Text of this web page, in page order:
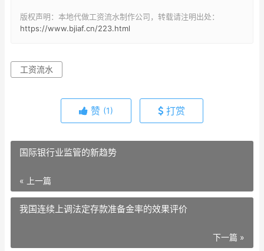
版权声明：本地代做工资流水制作公司，转载请注明出处：
https://www.bjiaf.cn/223.html
工资流水
赞 (1) 打赏
国际银行业监管的新趋势
« 上一篇
我国连续上调法定存款准备金率的效果评价
下一篇 »